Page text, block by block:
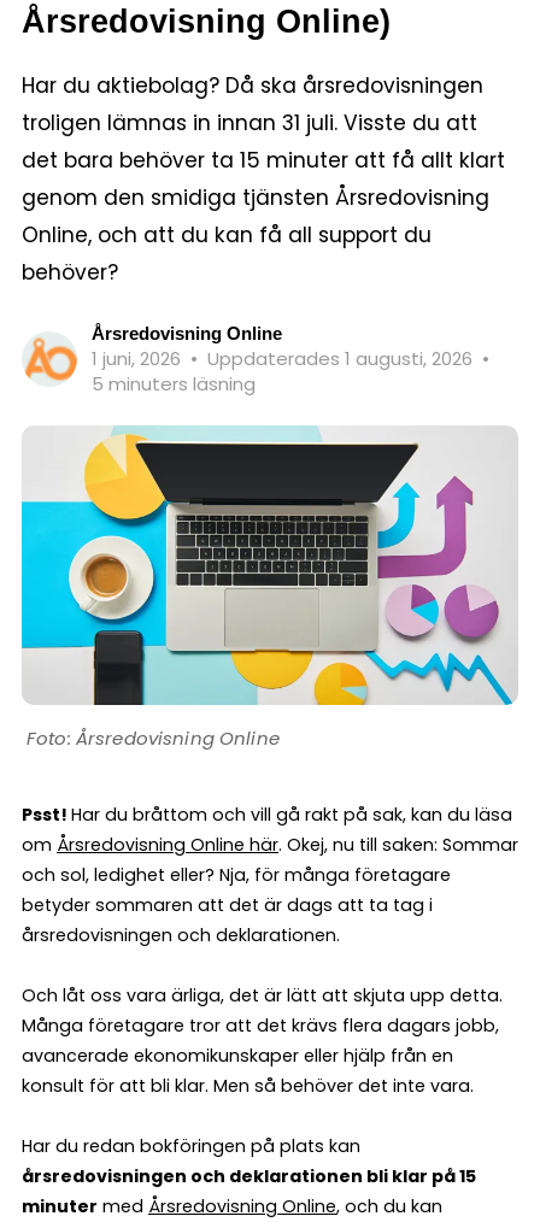
Årsredovisning Online)
Har du aktiebolag? Då ska årsredovisningen
troligen lämnas in innan 31 juli. Visste du att
det bara behöver ta 15 minuter att få allt klart
genom den smidiga tjänsten Årsredovisning
Online, och att du kan få all support du
behöver?
Årsredovisning Online
1 juni, 2026 • Uppdaterades 1 augusti, 2026 •
5 minuters läsning
Årsredovisning Online
Psst! Har du bråttom och vill gå rakt på sak, kan du läsa
om Årsredovisning Online här. Okej, nu till saken: Sommar
och sol, ledighet eller? Nja, för många företagare
betyder sommaren att det är dags att ta tag i
årsredovisningen och deklarationen.
Och låt oss vara ärliga, det är lätt att skjuta upp detta.
Många företagare tror att det krävs flera dagars jobb,
avancerade ekonomikunskaper eller hjälp från en
konsult för att bli klar. Men så behöver det inte vara.
Har du redan bokföringen på plats kan
årsredovisningen och deklarationen bli klar på 15
minuter med Årsredovisning Online, och du kan